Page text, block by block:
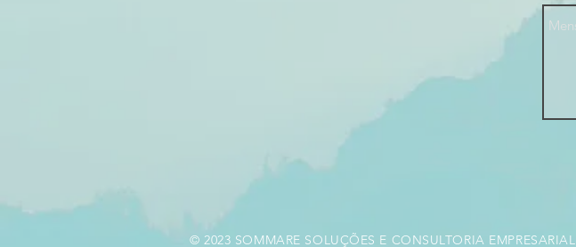
© 2023 SOMMARE SOLUÇÕES E CONSULTORIA EMPRESARIAL